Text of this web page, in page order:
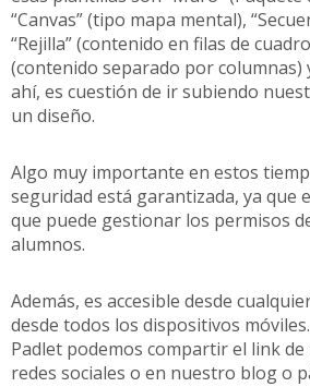
“Canvas” (tipo mapa mental),
“Rejilla” (contenido en filas de
(contenido separado por columnas)
ahí, es cuestión de ir subiendo
un diseño.
Algo muy importante en estos
seguridad está garantizada, ya que
que puede gestionar los permisos
alumnos.
Además, es accesible desde
desde todos los dispositivos
Padlet podemos compartir el link
redes sociales o en nuestro blog o